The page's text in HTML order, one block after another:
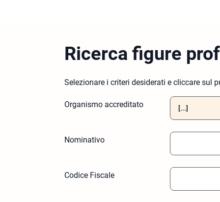
Ricerca figure
Selezionare i criteri desiderati e cliccare sul
Organismo accreditato
Nominativo
Codice Fiscale